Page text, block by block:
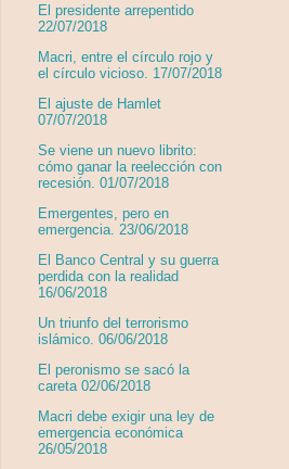
El presidente arrepentido
22/07/2018
Macri, entre el círculo rojo y
el círculo vicioso. 17/07/2018
El ajuste de Hamlet
07/07/2018
Se viene un nuevo librito:
cómo ganar la reelección con
recesión. 01/07/2018
Emergentes, pero en
emergencia. 23/06/2018
El Banco Central y su guerra
perdida con la realidad
16/06/2018
Un triunfo del terrorismo
islámico. 06/06/2018
El peronismo se sacó la
careta 02/06/2018
Macri debe exigir una ley de
emergencia económica
26/05/2018